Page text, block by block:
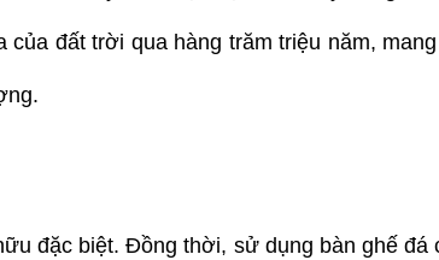
đất trời qua hàng trăm triệu năm,
đặc biệt. Đồng thời, sử dụng bàn ghế đá